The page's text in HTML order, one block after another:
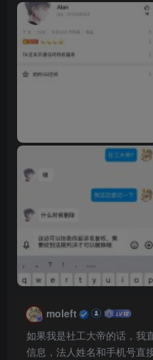
moleft
如果我是社工大帝的话，我
信息，法人姓名和手机号直